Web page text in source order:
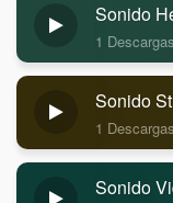
Sonido
1 Descargas
Sonido
1 Descargas
Sonido